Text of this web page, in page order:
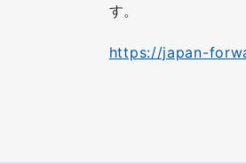
す。
https://japan-